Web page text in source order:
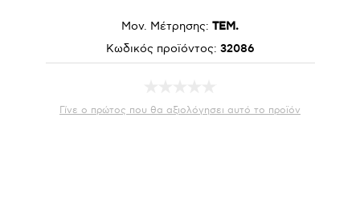
Μον. Μέτρησης: ΤΕΜ.
Κωδικός προϊόντος: 32086
Γίνε ο πρώτος που θα αξιολόγησει αυτό το προϊόν